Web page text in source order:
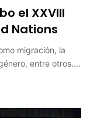
el XXVIII
Nations
migración, la
entre otros.…